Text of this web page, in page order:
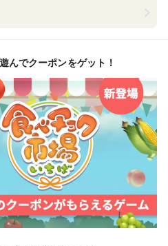
んでクーポンをゲット！